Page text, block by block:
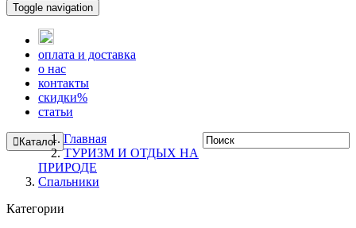
Toggle navigation
оплата и доставка
о нас
контакты
скидки%
статьи
Каталог Главная
ТУРИЗМ И ОТДЫХ НА
ПРИРОДЕ
Спальники
Категории